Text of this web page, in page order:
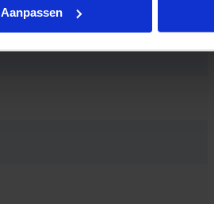
Aanpassen